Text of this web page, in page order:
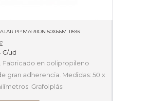
PP MARRON 50X66M 11593
€/ud
Fabricado en polipropileno
gran adherencia. Medidas: 50 x
Grafolplás